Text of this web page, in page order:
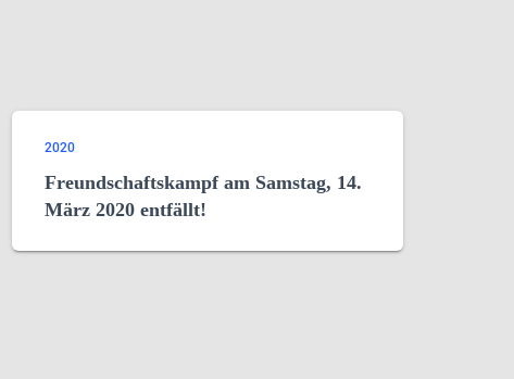
2020
Freundschaftskampf am Samstag, 14.
März 2020 entfällt!